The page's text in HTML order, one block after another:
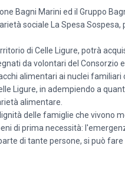
Bagni Marini ed il Gruppo
sociale La Spesa
di Celle Ligure, potrà
da volontari del Consorzio
alimentari ai nuclei
Ligure, in adempiendo a
alimentare.
delle famiglie che vivono
di prima necessità:
di tante persone, si può